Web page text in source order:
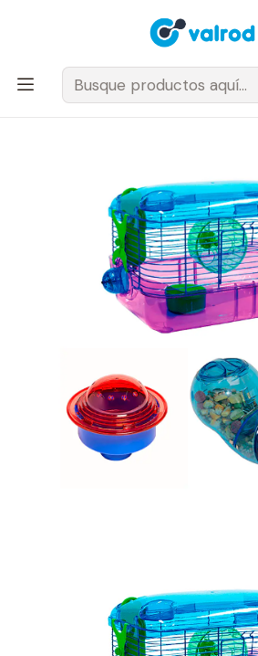
Despacho Gratis en tus sillas
Inicio Hogar
Liquidación
Combo Kaytee Jaula Lighted +
+ Tubo